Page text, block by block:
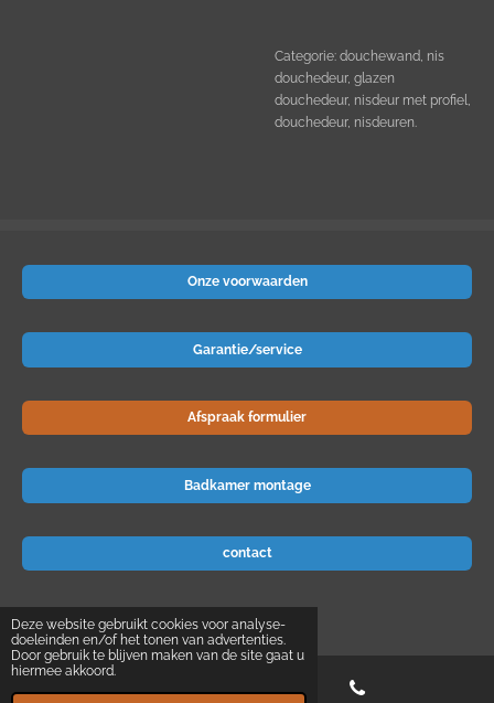
Deze website gebruikt cookies voor analyse-
doeleinden en/of het tonen van advertenties.
Door gebruik te blijven maken van de site gaat u
hiermee akkoord.
Categorie: douchewand, nis
douchedeur, glazen
douchedeur, nisdeur met profiel,
douchedeur, nisdeuren.
Onze voorwaarden
Garantie/service
Afspraak formulier
Badkamer montage
contact